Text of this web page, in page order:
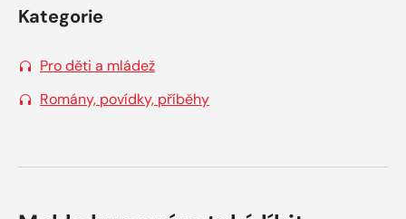
Kategorie
Pro děti a mládež
Romány, povídky, příběhy